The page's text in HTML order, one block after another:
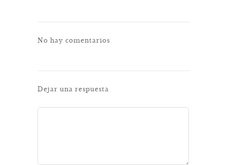
No hay comentarios
Dejar una respuesta